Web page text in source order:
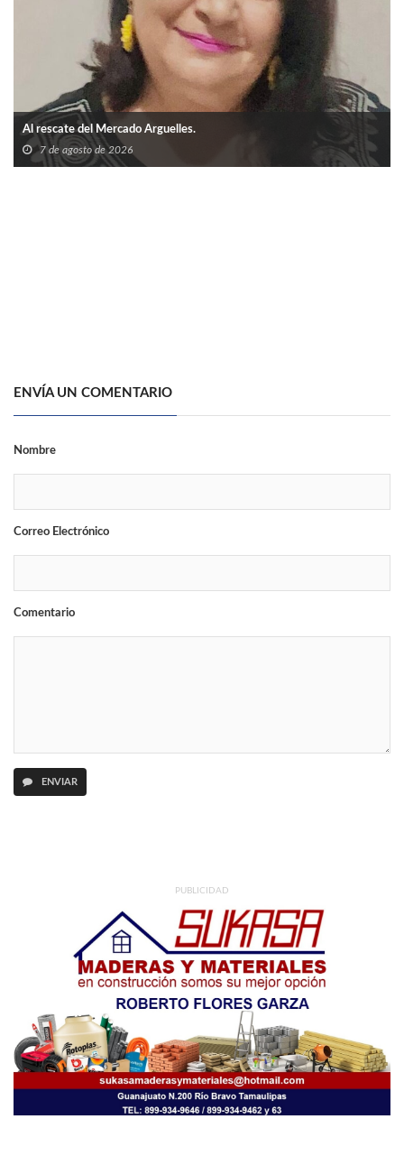
Al rescate del Mercado Arguelles.
7 de agosto de 2026
ENVÍA UN COMENTARIO
Nombre
Correo Electrónico
Comentario
ENVIAR
PUBLICIDAD